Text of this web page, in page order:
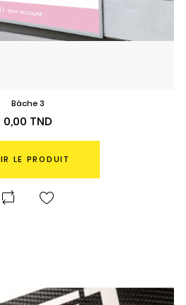
Bâche 3
Prix
0,00 TND
LE PRODUIT